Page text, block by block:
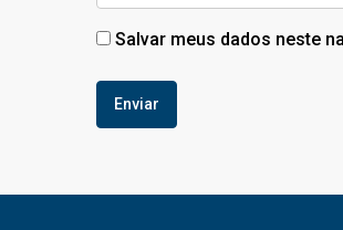
Salvar meus dados neste